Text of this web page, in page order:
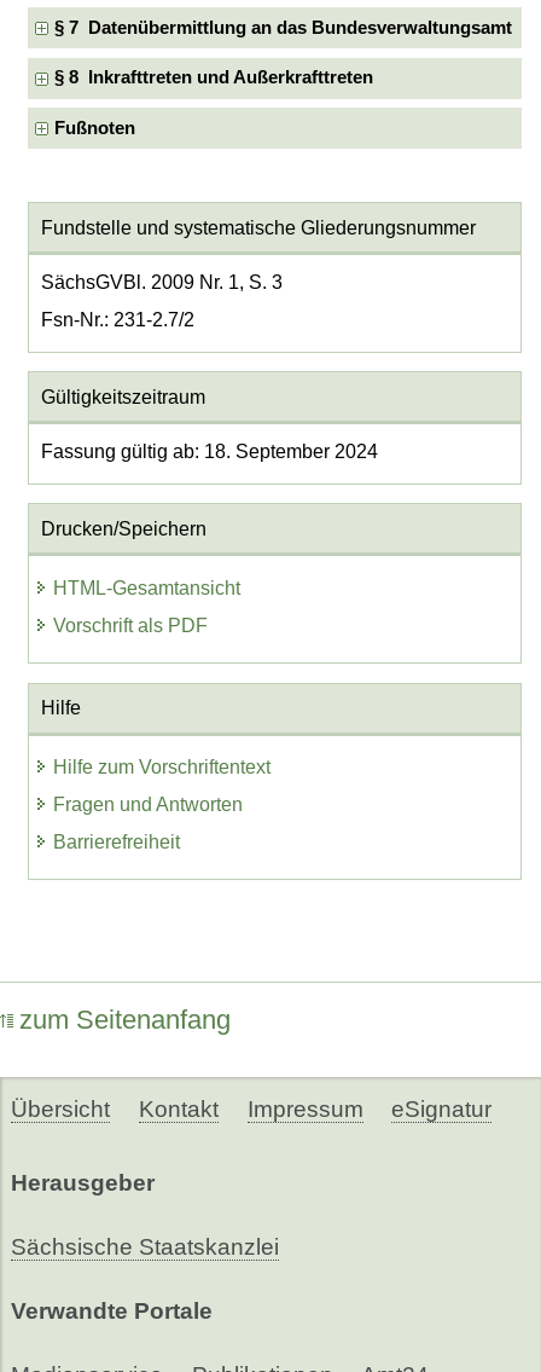
§ 7 Datenübermittlung an das Bundesverwaltungsamt
§ 8 Inkrafttreten und Außerkrafttreten
Fußnoten
Fundstelle und systematische Gliederungsnummer
SächsGVBl. 2009 Nr. 1, S. 3
Fsn-Nr.: 231-2.7/2
Gültigkeitszeitraum
Fassung gültig ab: 18. September 2024
Drucken/Speichern
HTML-Gesamtansicht
Vorschrift als PDF
Hilfe
Hilfe zum Vorschriftentext
Fragen und Antworten
Barrierefreiheit
zum Seitenanfang
Übersicht Kontakt Impressum eSignatur
Herausgeber
Sächsische Staatskanzlei
Verwandte Portale